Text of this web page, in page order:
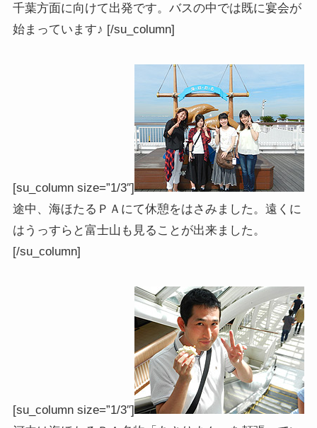
千葉方面に向けて出発です。バスの中では既に宴会が
始まっています♪ [/su_column]
[su_column size=”1/3″]
途中、海ほたるＰＡにて休憩をはさみました。遠くに
はうっすらと富士山も見ることが出来ました。
[/su_column]
[su_column size=”1/3″]